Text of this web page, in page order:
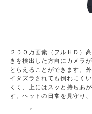
２００万画素（フルＨＤ）
きを検出した方向にカメラ
とらえることができます。
イタズラされても倒れにく
くく、上にはスッと持ちあ
す。ペットの日常を見守り